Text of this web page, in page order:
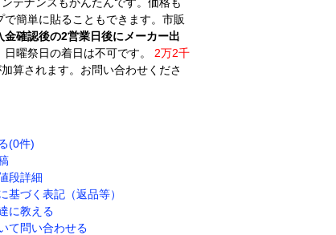
簡単に貼ることもできます。市販
金確認後の2営業日後にメーカー出
曜祭日の着日は不可です。 2万2千
算されます。お問い合わせくださ
(0件)
段詳細
基づく表記（返品等）
に教える
て問い合わせる